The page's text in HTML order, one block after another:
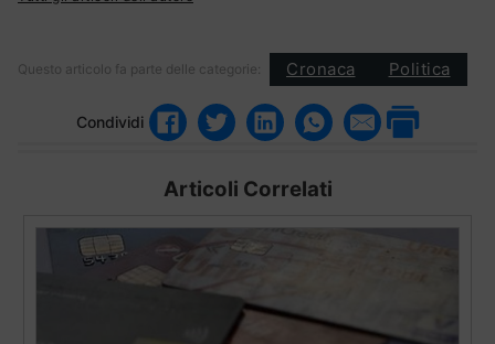
Questo articolo fa parte delle categorie: Cronaca Politica
Condividi
Articoli Correlati